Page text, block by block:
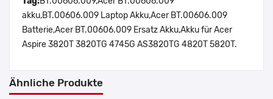
akku,BT.00606.009 Laptop Akku,Acer BT.00606.009
Batterie,Acer BT.00606.009 Ersatz Akku,Akku für Acer
Aspire 3820T 3820TG 4745G AS3820TG 4820T 5820T.
Ähnliche Produkte